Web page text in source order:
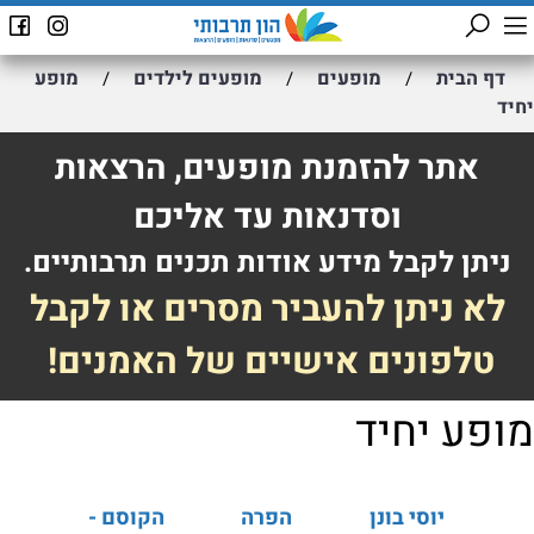
דף הבית / מופעים / מופעים לילדים /
מופע
יחיד
אתר להזמנת מופעים, הרצאות
וסדנאות עד אליכם
ניתן לקבל מידע אודות תכנים תרבותיים.
לא ניתן להעביר מסרים או לקבל
טלפונים אישיים של האמנים!
מופע יחיד
יוסי בונן
הפרה
הקוסם -